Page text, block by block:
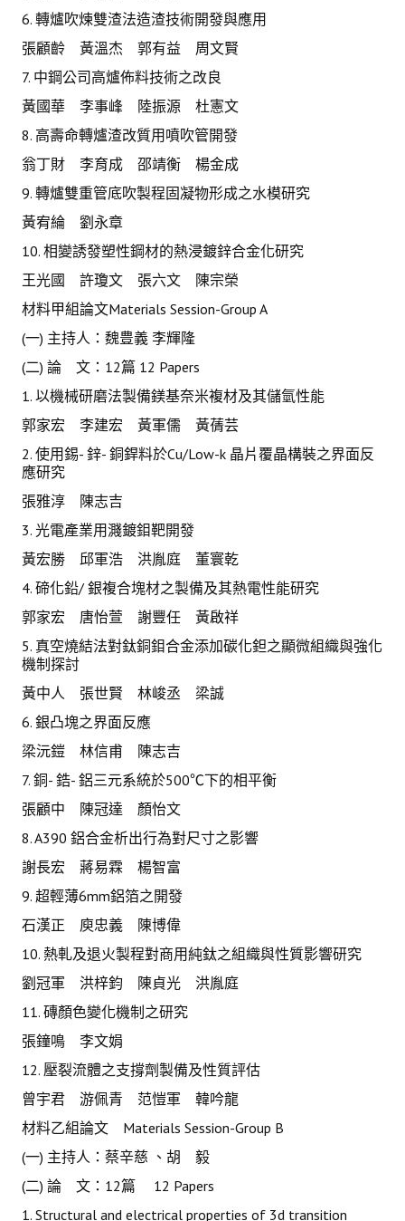
6. 轉爐吹煉雙渣法造渣技術開發與應用
張顧齡 黃溫杰 郭有益 周文賢
7. 中鋼公司高爐佈料技術之改良
黃國華 李事峰 陸振源 杜憲文
8. 高壽命轉爐渣改質用噴吹管開發
翁丁財 李育成 邵靖衡 楊金成
9. 轉爐雙重管底吹製程固凝物形成之水模研究
黃宥綸 劉永章
10. 相變誘發塑性鋼材的熱浸鍍鋅合金化研究
王光國 許瓊文 張六文 陳宗榮
材料甲組論文Materials Session-Group A
(一) 主持人：魏豊義 李輝隆
(二) 論 文：12篇 12 Papers
1. 以機械研磨法製備鎂基奈米複材及其儲氫性能
郭家宏 李建宏 黃軍儒 黃蒨芸
2. 使用錫- 鋅- 銅銲料於Cu/Low-k 晶片覆晶構裝之界面反
應研究
張雅淳 陳志吉
3. 光電產業用濺鍍鉬靶開發
黃宏勝 邱軍浩 洪胤庭 董寰乾
4. 碲化鉛/ 銀複合塊材之製備及其熱電性能研究
郭家宏 唐怡萱 謝豐任 黃啟祥
5. 真空燒結法對鈦銅鉬合金添加碳化鉭之顯微組織與強化
機制探討
黃中人 張世賢 林峻丞 梁誠
6. 銀凸塊之界面反應
梁沅鎧 林信甫 陳志吉
7. 銅- 鋯- 鋁三元系統於500℃下的相平衡
張顧中 陳冠達 顏怡文
8. A390 鋁合金析出行為對尺寸之影響
謝長宏 蔣易霖 楊智富
9. 超輕薄6mm鋁箔之開發
石漢正 庾忠義 陳博偉
10. 熱軋及退火製程對商用純鈦之組織與性質影響研究
劉冠軍 洪梓鈞 陳貞光 洪胤庭
11. 磚顏色變化機制之研究
張鐘鳴 李文娟
12. 壓裂流體之支撐劑製備及性質評估
曾宇君 游佩青 范愷軍 韓吟龍
材料乙組論文 Materials Session-Group B
(一) 主持人：蔡辛慈 、胡 毅
(二) 論 文：12篇 12 Papers
1. Structural and electrical properties of 3d transition